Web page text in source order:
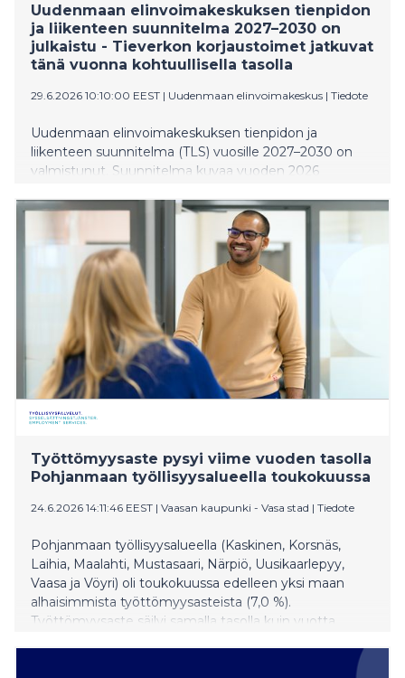
Uudenmaan elinvoimakeskuksen tienpidon
ja liikenteen suunnitelma 2027–2030 on
julkaistu - Tieverkon korjaustoimet jatkuvat
tänä vuonna kohtuullisella tasolla
29.6.2026 10:10:00 EEST | Uudenmaan elinvoimakeskus | Tiedote
Uudenmaan elinvoimakeskuksen tienpidon ja
liikenteen suunnitelma (TLS) vuosille 2027–2030 on
valmistunut. Suunnitelma kuvaa vuoden 2026
näkymiä. Se on julkaistu digitaalisesti osoitteessa
www.tienpidonsuunnitelma.fi suomeksi ja ruotsiksi.
Työttömyysaste pysyi viime vuoden tasolla
Pohjanmaan työllisyysalueella toukokuussa
24.6.2026 14:11:46 EEST | Vaasan kaupunki - Vasa stad | Tiedote
Pohjanmaan työllisyysalueella (Kaskinen, Korsnäs,
Laihia, Maalahti, Mustasaari, Närpiö, Uusikaarlepyy,
Vaasa ja Vöyri) oli toukokuussa edelleen yksi maan
alhaisimmista työttömyysasteista (7,0 %).
Työttömyysaste säilyi samalla tasolla kuin vuotta